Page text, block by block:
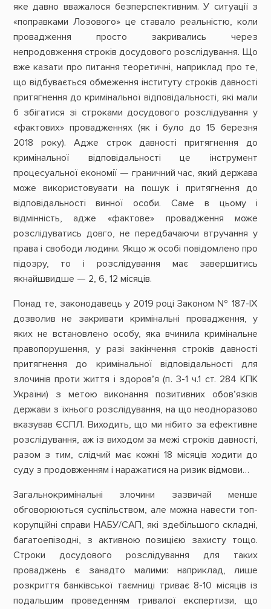
яке давно вважалося безперспективним. У ситуації з
«поправками Лозового» це ставало реальністю, коли
провадження просто закривались через
непродовження строків досудового розслідування. Що
вже казати про питання теоретичні, наприклад про те,
що відбувається обмеження інституту строків давності
притягнення до кримінальної відповідальності, які мали
б збігатися зі строками досудового розслідування у
«фактових» провадженнях (як і було до 15 березня
2018 року). Адже строк давності притягнення до
кримінальної відповідальності це інструмент
процесуальної економії — граничний час, який держава
може використовувати на пошук і притягнення до
відповідальності винної особи. Саме в цьому і
відмінність, адже «фактове» провадження може
розслідуватись довго, не передбачаючи втручання у
права і свободи людини. Якщо ж особі повідомлено про
підозру, то і розслідування має завершитись
якнайшвидше — 2, 6, 12 місяців.
Понад те, законодавець у 2019 році Законом № 187-ІХ
дозволив не закривати кримінальні провадження, у
яких не встановлено особу, яка вчинила кримінальне
правопорушення, у разі закінчення строків давності
притягнення до кримінальної відповідальності для
злочинів проти життя і здоровʼя (п. 3-1 ч.1 ст. 284 КПК
України) з метою виконання позитивних обовʼязків
держави з їхнього розслідування, на що неодноразово
вказував ЄСПЛ. Виходить, що ми нібито за ефективне
розслідування, аж із виходом за межі строків давності,
разом з тим, слідчий має кожні 18 місяців ходити до
суду з продовженням і наражатися на ризик відмови…
Загальнокримінальні злочини зазвичай менше
обговорюються суспільством, але можна навести топ-
корупційні справи НАБУ/САП, які здебільшого складні,
багатоепізодні, з активною позицією захисту тощо.
Строки досудового розслідування для таких
проваджень є занадто малими: наприклад, лише
розкриття банківської таємниці триває 8-10 місяців із
подальшим проведенням тривалої експертизи, що